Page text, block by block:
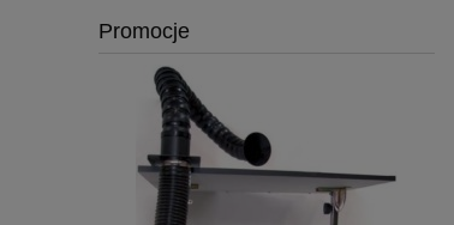
Promocje